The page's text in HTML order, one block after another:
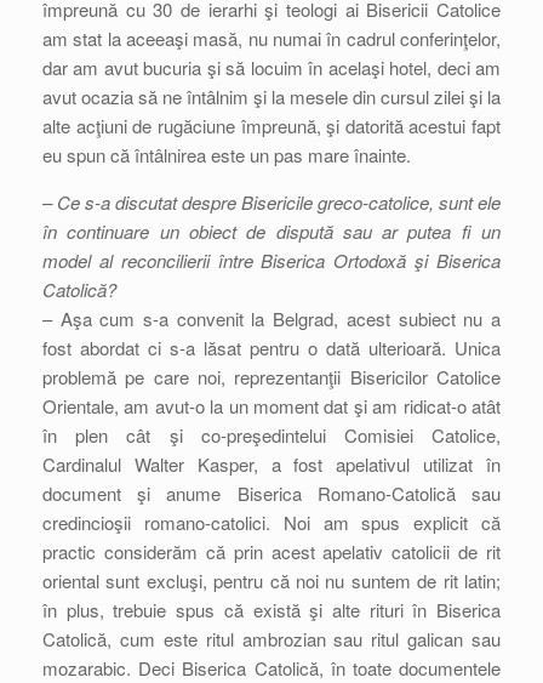
împreună cu 30 de ierarhi şi teologi ai Bisericii Catolice
am stat la aceeaşi masă, nu numai în cadrul conferinţelor,
dar am avut bucuria şi să locuim în acelaşi hotel, deci am
avut ocazia să ne întâlnim şi la mesele din cursul zilei şi la
alte acţiuni de rugăciune împreună, şi datorită acestui fapt
eu spun că întâlnirea este un pas mare înainte.
– Ce s-a discutat despre Bisericile greco-catolice, sunt ele
în continuare un obiect de dispută sau ar putea fi un
model al reconcilierii între Biserica Ortodoxă şi Biserica
Catolică?
– Aşa cum s-a convenit la Belgrad, acest subiect nu a
fost abordat ci s-a lăsat pentru o dată ulterioară. Unica
problemă pe care noi, reprezentanţii Bisericilor Catolice
Orientale, am avut-o la un moment dat şi am ridicat-o atât
în plen cât şi co-preşedintelui Comisiei Catolice,
Cardinalul Walter Kasper, a fost apelativul utilizat în
document şi anume Biserica Romano-Catolică sau
credincioşii romano-catolici. Noi am spus explicit că
practic considerăm că prin acest apelativ catolicii de rit
oriental sunt excluşi, pentru că noi nu suntem de rit latin;
în plus, trebuie spus că există şi alte rituri în Biserica
Catolică, cum este ritul ambrozian sau ritul galican sau
mozarabic. Deci Biserica Catolică, în toate documentele